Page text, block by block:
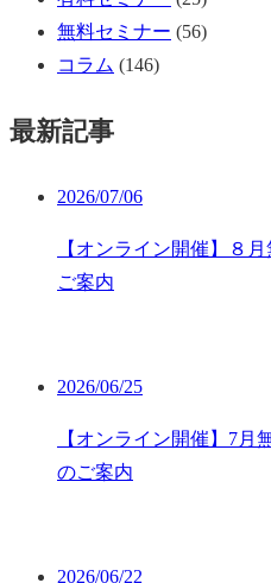
無料セミナー (56)
コラム (146)
最新記事
2026/07/06
【オンライン開催】８
ご案内
2026/06/25
【オンライン開催】7月
のご案内
2026/06/22